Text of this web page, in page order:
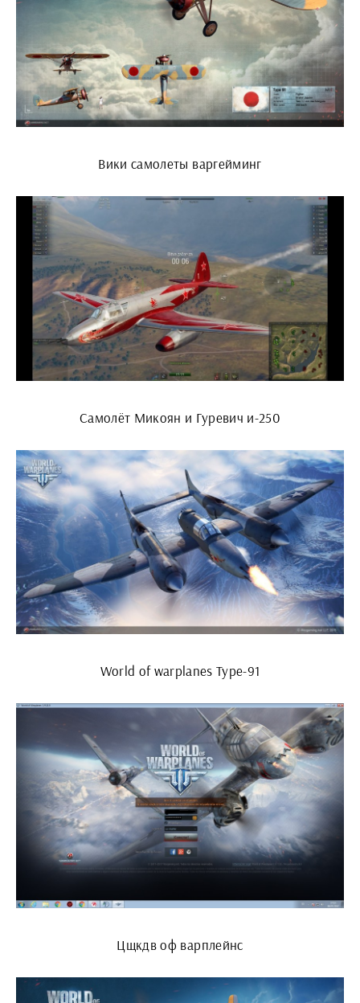
Вики самолеты варгейминг
Самолёт Микоян и Гуревич и-250
World of warplanes Type-91
Цщкдв оф варплейнс